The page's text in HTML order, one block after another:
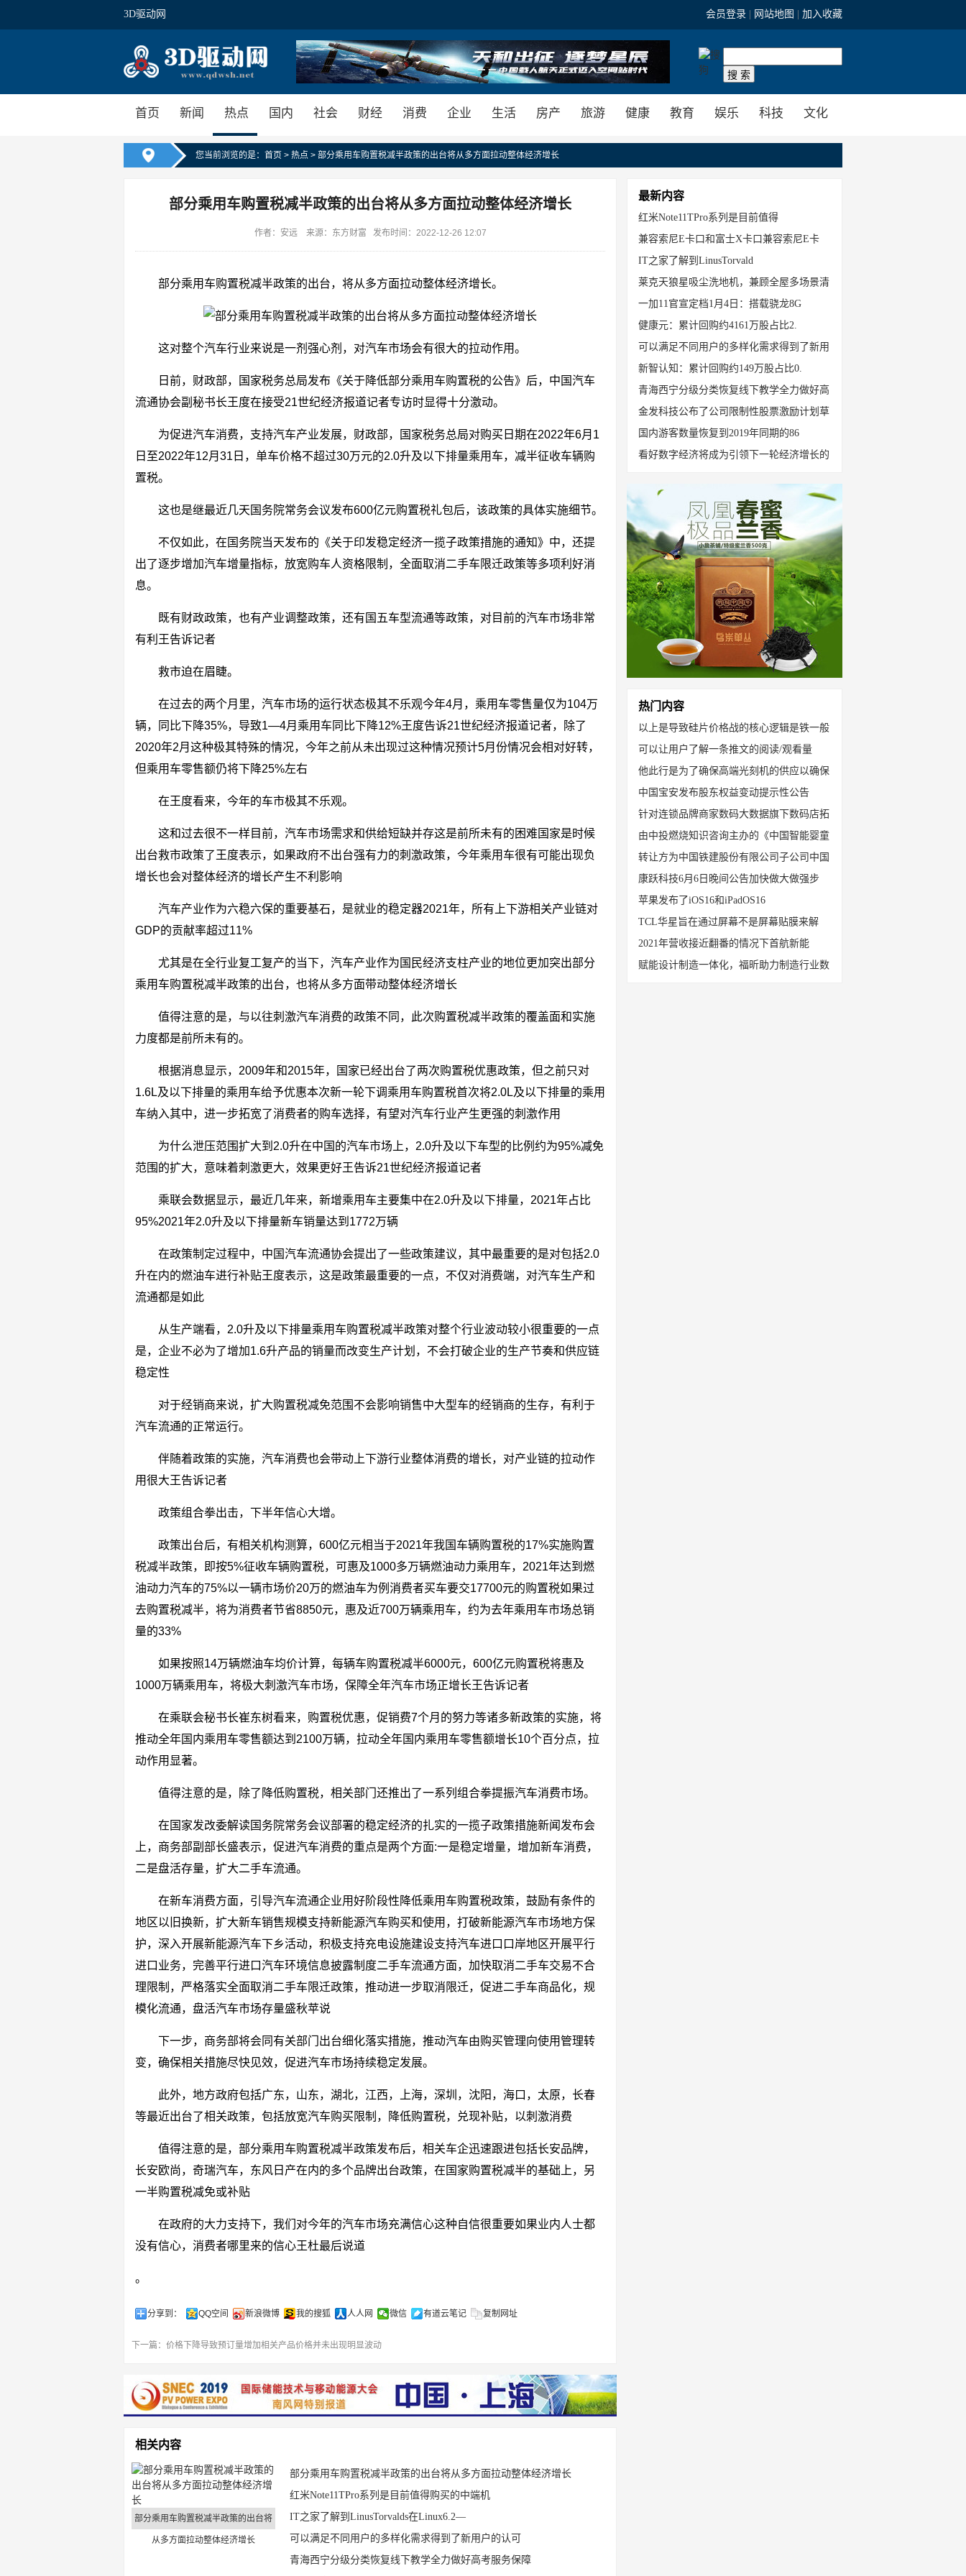
3D驱动网 会员登录 网站地图 加入收藏
首页 新闻 热点 国内 社会 财经 消费 企业 生活 房产 旅游 健康 教育 娱乐 科技 文化
您当前浏览的是： 首页 > 热点 > 部分乘用车购置税减半政策的出台将从多方面拉动整体经济增长
部分乘用车购置税减半政策的出台将从多方面拉动整体经济增长
作者：安远 来源：东方财富 发布时间：2022-12-26 12:07
部分乘用车购置税减半政策的出台，将从多方面拉动整体经济增长。
这对整个汽车行业来说是一剂强心剂，对汽车市场会有很大的拉动作用。
日前，财政部，国家税务总局发布《关于降低部分乘用车购置税的公告》后，中国汽车
流通协会副秘书长王度在接受21世纪经济报道记者专访时显得十分激动。
为促进汽车消费，支持汽车产业发展，财政部，国家税务总局对购买日期在2022年6月1
日至2022年12月31日，单车价格不超过30万元的2.0升及以下排量乘用车，减半征收车辆购
置税。
这也是继最近几天国务院常务会议发布600亿元购置税礼包后，该政策的具体实施细节。
不仅如此，在国务院当天发布的《关于印发稳定经济一揽子政策措施的通知》中，还提
出了逐步增加汽车增量指标，放宽购车人资格限制，全面取消二手车限迁政策等多项利好消
息。
既有财政政策，也有产业调整政策，还有国五车型流通等政策，对目前的汽车市场非常
有利王告诉记者
救市迫在眉睫。
在过去的两个月里，汽车市场的运行状态极其不乐观今年4月，乘用车零售量仅为104万
辆，同比下降35%，导致1—4月乘用车同比下降12%王度告诉21世纪经济报道记者，除了
2020年2月这种极其特殊的情况，今年之前从未出现过这种情况预计5月份情况会相对好转，
但乘用车零售额仍将下降25%左右
在王度看来，今年的车市极其不乐观。
这和过去很不一样目前，汽车市场需求和供给短缺并存这是前所未有的困难国家是时候
出台救市政策了王度表示，如果政府不出台强有力的刺激政策，今年乘用车很有可能出现负
增长也会对整体经济的增长产生不利影响
汽车产业作为六稳六保的重要基石，是就业的稳定器2021年，所有上下游相关产业链对
GDP的贡献率超过11%
尤其是在全行业复工复产的当下，汽车产业作为国民经济支柱产业的地位更加突出部分
乘用车购置税减半政策的出台，也将从多方面带动整体经济增长
值得注意的是，与以往刺激汽车消费的政策不同，此次购置税减半政策的覆盖面和实施
力度都是前所未有的。
根据消息显示，2009年和2015年，国家已经出台了两次购置税优惠政策，但之前只对
1.6L及以下排量的乘用车给予优惠本次新一轮下调乘用车购置税首次将2.0L及以下排量的乘用
车纳入其中，进一步拓宽了消费者的购车选择，有望对汽车行业产生更强的刺激作用
为什么泄压范围扩大到2.0升在中国的汽车市场上，2.0升及以下车型的比例约为95%减免
范围的扩大，意味着刺激更大，效果更好王告诉21世纪经济报道记者
乘联会数据显示，最近几年来，新增乘用车主要集中在2.0升及以下排量，2021年占比
95%2021年2.0升及以下排量新车销量达到1772万辆
在政策制定过程中，中国汽车流通协会提出了一些政策建议，其中最重要的是对包括2.0
升在内的燃油车进行补贴王度表示，这是政策最重要的一点，不仅对消费端，对汽车生产和
流通都是如此
从生产端看，2.0升及以下排量乘用车购置税减半政策对整个行业波动较小很重要的一点
是，企业不必为了增加1.6升产品的销量而改变生产计划，不会打破企业的生产节奏和供应链
稳定性
对于经销商来说，扩大购置税减免范围不会影响销售中大型车的经销商的生存，有利于
汽车流通的正常运行。
伴随着政策的实施，汽车消费也会带动上下游行业整体消费的增长，对产业链的拉动作
用很大王告诉记者
政策组合拳出击，下半年信心大增。
政策出台后，有相关机构测算，600亿元相当于2021年我国车辆购置税的17%实施购置
税减半政策，即按5%征收车辆购置税，可惠及1000多万辆燃油动力乘用车，2021年达到燃
油动力汽车的75%以一辆市场价20万的燃油车为例消费者买车要交17700元的购置税如果过
去购置税减半，将为消费者节省8850元，惠及近700万辆乘用车，约为去年乘用车市场总销
量的33%
如果按照14万辆燃油车均价计算，每辆车购置税减半6000元，600亿元购置税将惠及
1000万辆乘用车，将极大刺激汽车市场，保障全年汽车市场正增长王告诉记者
在乘联会秘书长崔东树看来，购置税优惠，促销费7个月的努力等诸多新政策的实施，将
推动全年国内乘用车零售额达到2100万辆，拉动全年国内乘用车零售额增长10个百分点，拉
动作用显著。
值得注意的是，除了降低购置税，相关部门还推出了一系列组合拳提振汽车消费市场。
在国家发改委解读国务院常务会议部署的稳定经济的扎实的一揽子政策措施新闻发布会
上，商务部副部长盛表示，促进汽车消费的重点是两个方面:一是稳定增量，增加新车消费，
二是盘活存量，扩大二手车流通。
在新车消费方面，引导汽车流通企业用好阶段性降低乘用车购置税政策，鼓励有条件的
地区以旧换新，扩大新车销售规模支持新能源汽车购买和使用，打破新能源汽车市场地方保
护，深入开展新能源汽车下乡活动，积极支持充电设施建设支持汽车进口口岸地区开展平行
进口业务，完善平行进口汽车环境信息披露制度二手车流通方面，加快取消二手车交易不合
理限制，严格落实全面取消二手车限迁政策，推动进一步取消限迁，促进二手车商品化，规
模化流通，盘活汽车市场存量盛秋苹说
下一步，商务部将会同有关部门出台细化落实措施，推动汽车由购买管理向使用管理转
变，确保相关措施尽快见效，促进汽车市场持续稳定发展。
此外，地方政府包括广东，山东，湖北，江西，上海，深圳，沈阳，海口，太原，长春
等最近出台了相关政策，包括放宽汽车购买限制，降低购置税，兑现补贴，以刺激消费
值得注意的是，部分乘用车购置税减半政策发布后，相关车企迅速跟进包括长安品牌，
长安欧尚，奇瑞汽车，东风日产在内的多个品牌出台政策，在国家购置税减半的基础上，另
一半购置税减免或补贴
在政府的大力支持下，我们对今年的汽车市场充满信心这种自信很重要如果业内人士都
没有信心，消费者哪里来的信心王杜最后说道
。
分享到： QQ空间 新浪微博 我的搜狐 人人网 微信 有道云笔记 复制网址
下一篇： 价格下降导致预订量增加相关产品价格并未出现明显波动
相关内容
部分乘用车购置税减半政策的出台将
从多方面拉动整体经济增长
部分乘用车购置税减半政策的出台将从多方面拉动整体经济增长
红米Note11TPro系列是目前值得购买的中端机
IT之家了解到LinusTorvalds在Linux6.2—
可以满足不同用户的多样化需求得到了新用户的认可
青海西宁分级分类恢复线下教学全力做好高考服务保障
最新内容
红米Note11TPro系列是目前值得
兼容索尼E卡口和富士X卡口兼容索尼E卡
IT之家了解到LinusTorvald
莱克天狼星吸尘洗地机，兼顾全屋多场景清
一加11官宣定档1月4日：搭载骁龙8G
健康元：累计回购约4161万股占比2.
可以满足不同用户的多样化需求得到了新用
新智认知：累计回购约149万股占比0.
青海西宁分级分类恢复线下教学全力做好高
金发科技公布了公司限制性股票激励计划草
国内游客数量恢复到2019年同期的86
看好数字经济将成为引领下一轮经济增长的
热门内容
以上是导致硅片价格战的核心逻辑是铁一般
可以让用户了解一条推文的阅读/观看量
他此行是为了确保高端光刻机的供应以确保
中国宝安发布股东权益变动提示性公告
针对连锁品牌商家数码大数据旗下数码店拓
由中投燃烧知识咨询主办的《中国智能婴童
转让方为中国铁建股份有限公司子公司中国
康跃科技6月6日晚间公告加快做大做强步
苹果发布了iOS16和iPadOS16
TCL华星旨在通过屏幕不是屏幕贴膜来解
2021年营收接近翻番的情况下首航新能
赋能设计制造一体化，福昕助力制造行业数